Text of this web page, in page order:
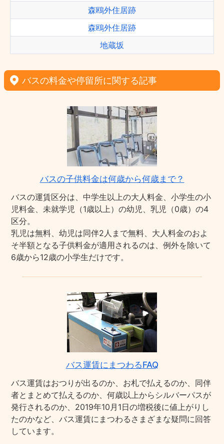
森鴎外住居跡
森鴎外住居跡
地蔵坂
バスの料金や停留所に関する記事
バスの子供料金は何歳から何歳まで？
バスの運賃区分は、中学生以上の大人料金、小学生の小
児料金、未就学児（1歳以上）の幼児、乳児（0歳）の4
区分。
乳児は無料、幼児は同伴2人まで無料、大人料金のおよ
そ半額となる子供料金が適用されるのは、例外を除いて
6歳から12歳の小学生だけです。
バス運賃にまつわるFAQ
バス運賃はおつりが出るのか、お札で払えるのか、同伴
者とまとめて払えるのか、何歳以上からシルバーパスが
発行されるのか、2019年10月1日の増税後に値上がりし
たのかなど、バス運賃にまつわるさまざまな疑問に回答
しています。